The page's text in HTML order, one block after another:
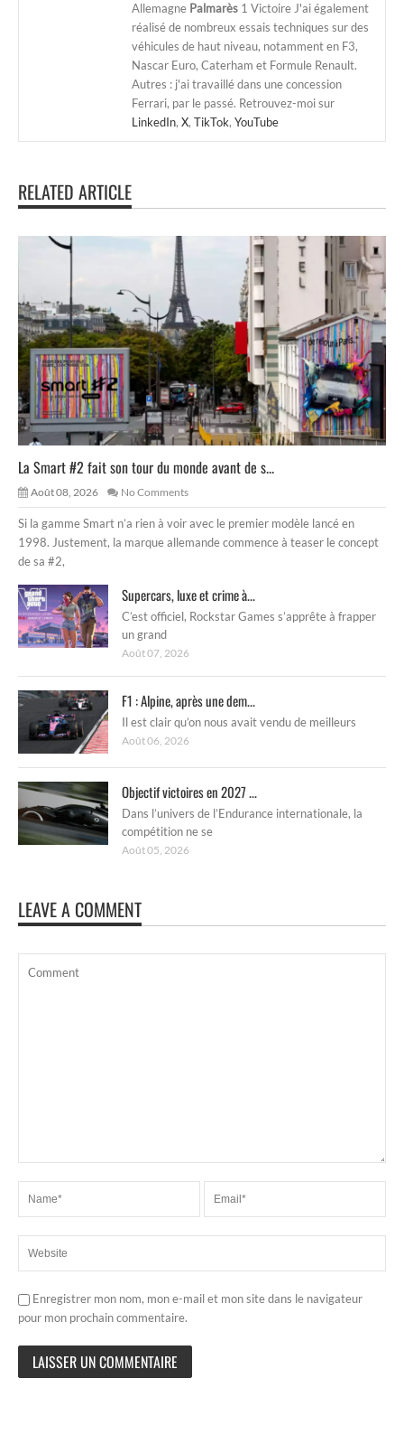
Allemagne Palmarès 1 Victoire J'ai également
réalisé de nombreux essais techniques sur des
véhicules de haut niveau, notamment en F3,
Nascar Euro, Caterham et Formule Renault.
Autres : j'ai travaillé dans une concession
Ferrari, par le passé. Retrouvez-moi sur
LinkedIn, X, TikTok, YouTube
RELATED ARTICLE
La Smart #2 fait son tour du monde avant de s...
Août 08, 2026 No Comments
Si la gamme Smart n’a rien à voir avec le premier modèle lancé en
1998. Justement, la marque allemande commence à teaser le concept
de sa #2,
Supercars, luxe et crime à...
C’est officiel, Rockstar Games s’apprête à frapper
un grand
Août 07, 2026
F1 : Alpine, après une dem...
Il est clair qu’on nous avait vendu de meilleurs
Août 06, 2026
Objectif victoires en 2027 ...
Dans l’univers de l’Endurance internationale, la
compétition ne se
Août 05, 2026
LEAVE A COMMENT
Enregistrer mon nom, mon e-mail et mon site dans le navigateur
pour mon prochain commentaire.